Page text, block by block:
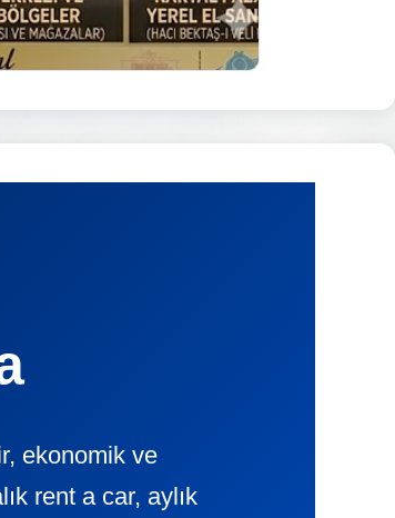
ekonomik ve
rent a car, aylık